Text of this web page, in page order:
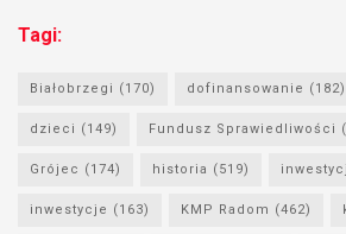
Tagi:
Białobrzegi (170) dofinansowanie (182)
dzieci (149) Fundusz Sprawiedliwości
Grójec (174) historia (519)
inwestycje (163) KMP Radom (462)